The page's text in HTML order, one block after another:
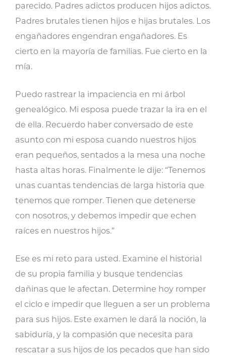
parecido. Padres adictos producen hijos adictos.
Padres brutales tienen hijos e hijas brutales. Los
engañadores engendran engañadores. Es
cierto en la mayoría de familias. Fue cierto en la
mía.
Puedo rastrear la impaciencia en mi árbol
genealógico. Mi esposa puede trazar la ira en el
de ella. Recuerdo haber conversado de este
asunto con mi esposa cuando nuestros hijos
eran pequeños, sentados a la mesa una noche
hasta altas horas. Finalmente le dije: “Tenemos
unas cuantas tendencias de larga historia que
tenemos que romper. Tienen que detenerse
con nosotros, y debemos impedir que echen
raíces en nuestros hijos.”
Ese es mi reto para usted. Examine el historial
de su propia familia y busque tendencias
dañinas que le afectan. Determine hoy romper
el ciclo e impedir que lleguen a ser un problema
para sus hijos. Este examen le dará la noción, la
sabiduría, y la compasión que necesita para
rescatar a sus hijos de los pecados que han sido